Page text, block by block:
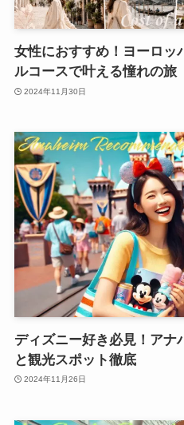
女性におすすめ！ヨーロッ
ルコースで叶える憧れの旅
2024年11月30日
ディズニー好き必見！アナ
と観光スポット徹底
2024年11月26日